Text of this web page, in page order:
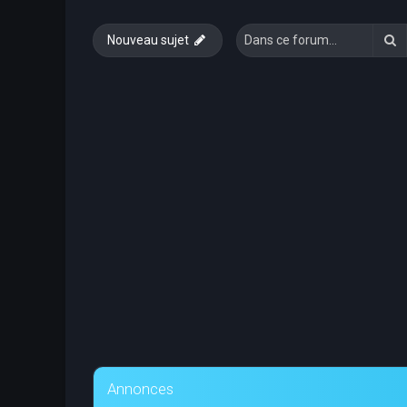
Nouveau sujet
Annonces